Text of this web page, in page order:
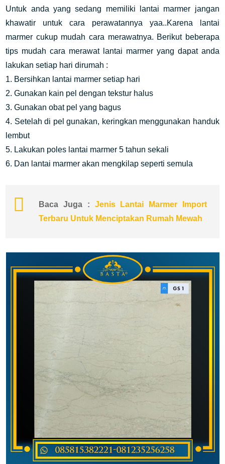
Untuk anda yang sedang memiliki lantai marmer jangan
khawatir untuk cara perawatannya yaa..Karena lantai
marmer cukup mudah cara merawatnya. Berikut beberapa
tips mudah cara merawat lantai marmer yang dapat anda
lakukan setiap hari dirumah :
1. Bersihkan lantai marmer setiap hari
2. Gunakan kain pel dengan tekstur halus
3. Gunakan obat pel yang bagus
4. Setelah di pel gunakan, keringkan menggunakan handuk
lembut
5. Lakukan poles lantai marmer 5 tahun sekali
6. Dan lantai marmer akan mengkilap seperti semula
Baca Juga : Jenis Lantai Marmer Import
Terbaru Untuk Menciptakan Rumah Mewah